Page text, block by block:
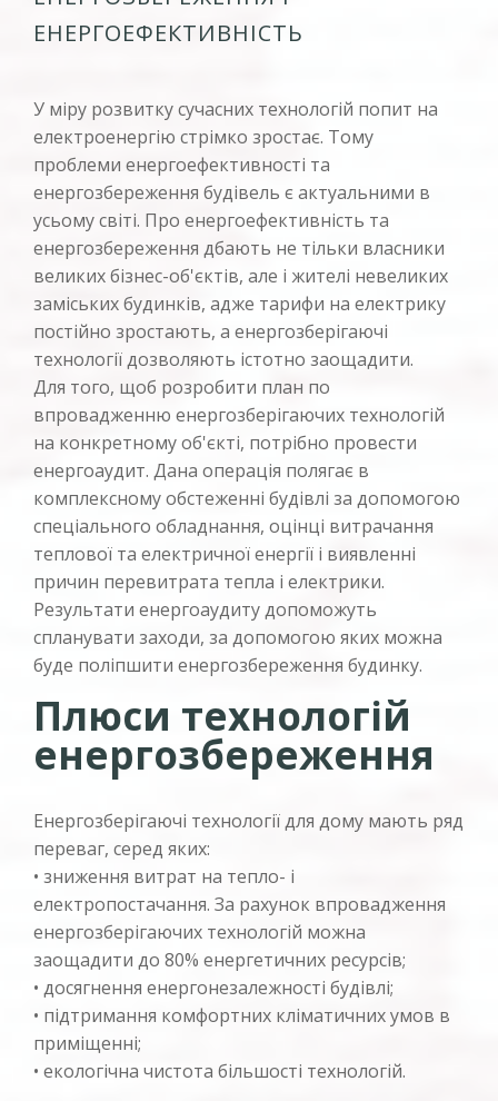
застосовувалася тільки на великих електростанціях, але
незабаром їй знайшли застосування в малій енергетиці,
ЕНЕРГОЕФЕКТИВНІСТЬ
У міру розвитку сучасних технологій попит на
електроенергію стрімко зростає. Тому
проблеми енергоефективності та
енергозбереження будівель є актуальними в
усьому світі. Про енергоефективність та
енергозбереження дбають не тільки власники
великих бізнес-об'єктів, але і жителі невеликих
заміських будинків, адже тарифи на електрику
постійно зростають, а енергозберігаючі
технології дозволяють істотно заощадити.
Для того, щоб розробити план по
впровадженню енергозберігаючих технологій
на конкретному об'єкті, потрібно провести
енергоаудит. Дана операція полягає в
комплексному обстеженні будівлі за допомогою
спеціального обладнання, оцінці витрачання
теплової та електричної енергії і виявленні
причин перевитрата тепла і електрики.
Результати енергоаудиту допоможуть
спланувати заходи, за допомогою яких можна
буде поліпшити енергозбереження будинку.
Плюси технологій
енергозбереження
Енергозберігаючі технології для дому мають ряд
переваг, серед яких:
• зниження витрат на тепло- і
електропостачання. За рахунок впровадження
енергозберігаючих технологій можна
заощадити до 80% енергетичних ресурсів;
• досягнення енергонезалежності будівлі;
• підтримання комфортних кліматичних умов в
приміщенні;
• екологічна чистота більшості технологій.